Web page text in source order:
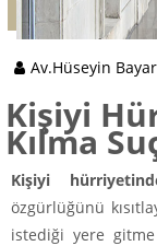
Av.Hüseyin Bayar
Kişiyi
Kılma
Kişiyi
özgürlüğünü
istediği yere